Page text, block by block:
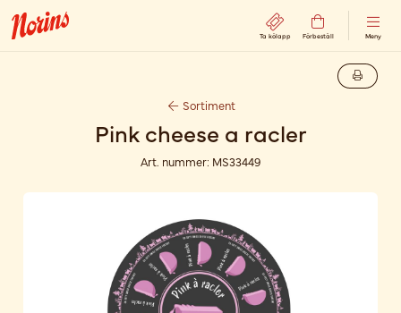
Ta kölapp Förbeställ Meny
Sortiment
Pink cheese a racler
Art. nummer: MS33449